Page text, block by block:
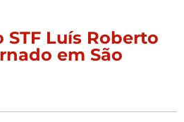
Luís Roberto
em São